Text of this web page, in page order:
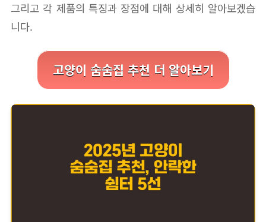
그리고 각 제품의 특징과 장점에 대해 상세히 알아보겠습
니다.
고양이 숨숨집 추천 더 알아보기